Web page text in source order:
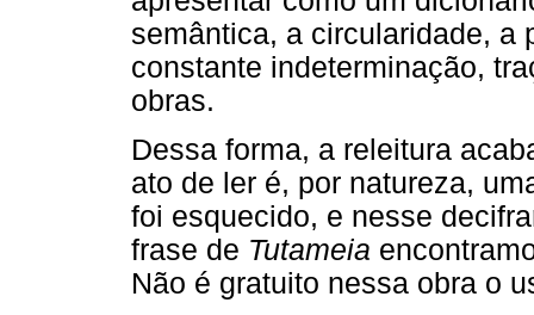
semântica, a circularidade, a
constante indeterminação,
obras.
Dessa forma, a releitura
ato de ler é, por natureza,
foi esquecido, e nesse
frase de Tutameia
Não é gratuito nessa obra o